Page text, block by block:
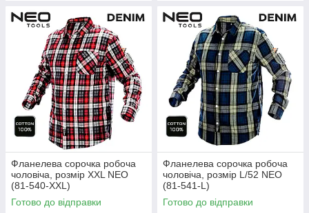
Фланелева сорочка робоча
чоловіча, розмір XXL NEO
(81-540-XXL)
Готово до відправки
Фланелева сорочка робоча
чоловіча, розмір L/52 NEO
(81-541-L)
Готово до відправки